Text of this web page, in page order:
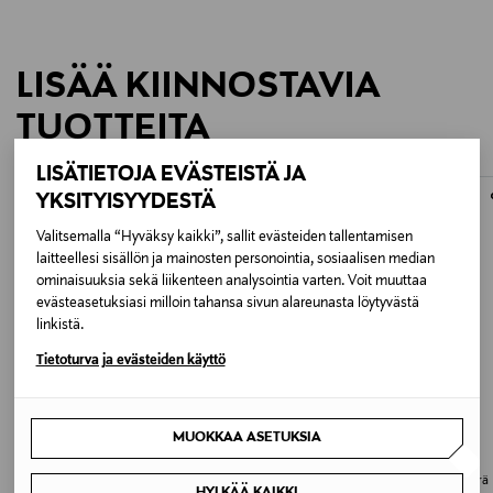
LISÄTIETOJA EVÄSTEISTÄ JA
YKSITYISYYDESTÄ
Valitsemalla “Hyväksy kaikki”, sallit evästeiden tallentamisen
laitteellesi sisällön ja mainosten personointia, sosiaalisen median
ominaisuuksia sekä liikenteen analysointia varten. Voit muuttaa
evästeasetuksiasi milloin tahansa sivun alareunasta löytyvästä
linkistä.
Tietoturva ja evästeiden käyttö
MUOKKAA ASETUKSIA
LISÄÄ KIINNOSTAVIA
TUOTTEITA
ONLINE EXCLUSIVE
NUTCASE
Nutcase Street Nutty pyöräilykypärä
ALE –30%
NUTCASE
Nutcase Street MIPS pyöräilykypärä